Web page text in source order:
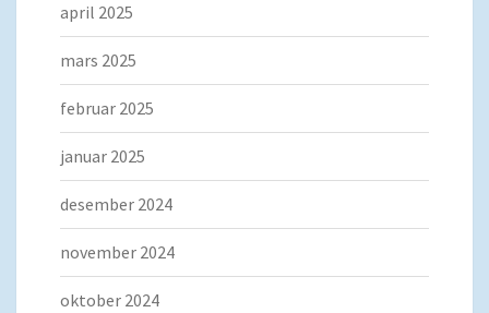
april 2025
mars 2025
februar 2025
januar 2025
desember 2024
november 2024
oktober 2024